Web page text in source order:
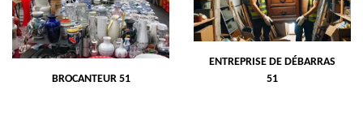
BROCANTEUR 51
ENTREPRISE DE DÉBARRAS
51